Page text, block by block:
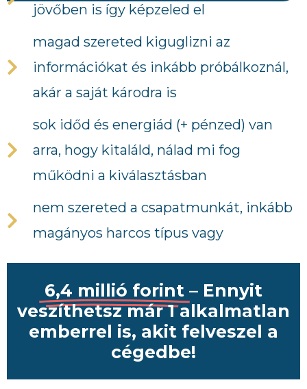
jövőben is így képzeled el
magad szereted kiguglizni az
információkat és inkább próbálkoznál,
akár a saját károdra is
sok időd és energiád (+ pénzed) van
arra, hogy kitaláld, nálad mi fog
működni a kiválasztásban
nem szereted a csapatmunkát, inkább
magányos harcos típus vagy
6,4 millió forint – Ennyit
veszíthetsz már 1 alkalmatlan
emberrel is, akit felveszel a
cégedbe!